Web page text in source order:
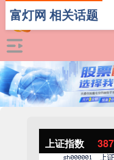
上证指数
富灯网 相关话题